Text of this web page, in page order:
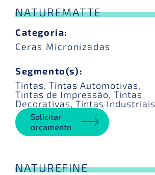
NATUREMATTE
Categoria:
Ceras Micronizadas
Segmento(s):
Tintas, Tintas Automotivas,
Tintas de Impressão, Tintas
Decorativas,Tintas Industriais
Solicitar
orçamento
NATUREFINE